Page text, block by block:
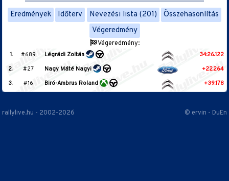
Eredmények Időterv Nevezési lista (201)
Összehasonlítás
Végeredmény
Végeredmény:
1. #689 Légrádi Zoltán
34:26.122
2.
#27 Nagy Máté Nagyi
+22.264
3.
#16 Biró-Ambrus Roland +39.178
rallylive.hu - 2002-2026 © ervin - DuEn